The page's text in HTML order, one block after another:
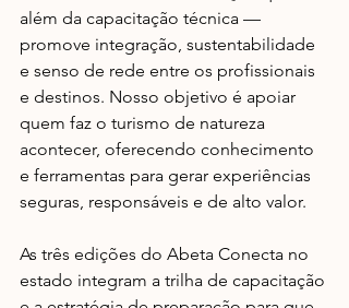
além da capacitação técnica —
promove integração, sustentabilidade
e senso de rede entre os profissionais
e destinos. Nosso objetivo é apoiar
quem faz o turismo de natureza
acontecer, oferecendo conhecimento
e ferramentas para gerar experiências
seguras, responsáveis e de alto valor.
As três edições do Abeta Conecta no
estado integram a trilha de capacitação